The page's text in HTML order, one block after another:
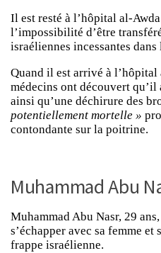
Il est resté à l’hôpital al-
l’impossibilité d’être
israéliennes incessantes dans
Quand il est arrivé à l’hôpital
médecins ont découvert
ainsi qu’une déchirure des
potentiellement mortelle »
contondante sur la poitrine.
Muhammad Abu
Muhammad Abu Nasr, 29
s’échapper avec sa femme et
frappe israélienne.